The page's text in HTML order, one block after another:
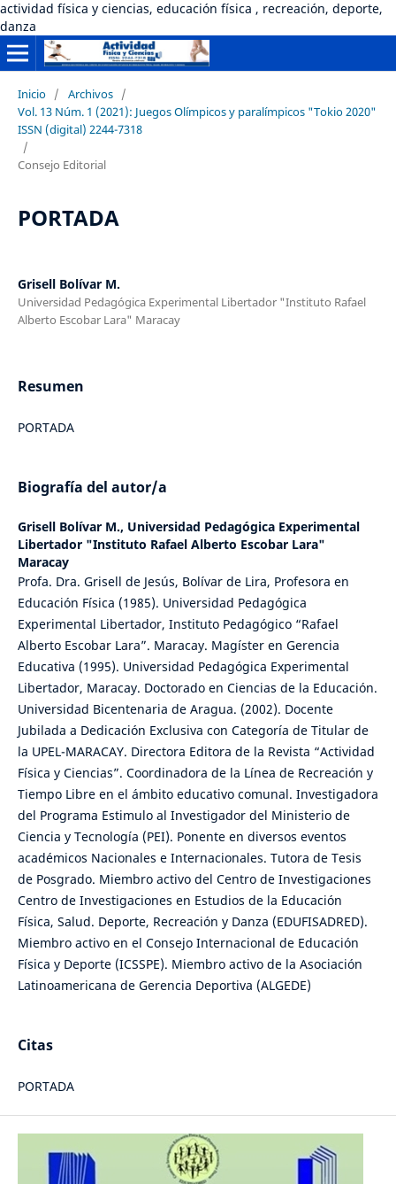
actividad física y ciencias, educación física , recreación, deporte,
danza
Inicio / Archivos /
Vol. 13 Núm. 1 (2021): Juegos Olímpicos y paralímpicos "Tokio 2020"
ISSN (digital) 2244-7318
/
Consejo Editorial
PORTADA
Grisell Bolívar M.
Universidad Pedagógica Experimental Libertador "Instituto Rafael
Alberto Escobar Lara" Maracay
Resumen
PORTADA
Biografía del autor/a
Grisell Bolívar M., Universidad Pedagógica Experimental
Libertador "Instituto Rafael Alberto Escobar Lara"
Maracay
Profa. Dra. Grisell de Jesús, Bolívar de Lira, Profesora en
Educación Física (1985). Universidad Pedagógica
Experimental Libertador, Instituto Pedagógico “Rafael
Alberto Escobar Lara”. Maracay. Magíster en Gerencia
Educativa (1995). Universidad Pedagógica Experimental
Libertador, Maracay. Doctorado en Ciencias de la Educación.
Universidad Bicentenaria de Aragua. (2002). Docente
Jubilada a Dedicación Exclusiva con Categoría de Titular de
la UPEL-MARACAY. Directora Editora de la Revista “Actividad
Física y Ciencias”. Coordinadora de la Línea de Recreación y
Tiempo Libre en el ámbito educativo comunal. Investigadora
del Programa Estimulo al Investigador del Ministerio de
Ciencia y Tecnología (PEI). Ponente en diversos eventos
académicos Nacionales e Internacionales. Tutora de Tesis
de Posgrado. Miembro activo del Centro de Investigaciones
Centro de Investigaciones en Estudios de la Educación
Física, Salud. Deporte, Recreación y Danza (EDUFISADRED).
Miembro activo en el Consejo Internacional de Educación
Física y Deporte (ICSSPE). Miembro activo de la Asociación
Latinoamericana de Gerencia Deportiva (ALGEDE)
Citas
PORTADA